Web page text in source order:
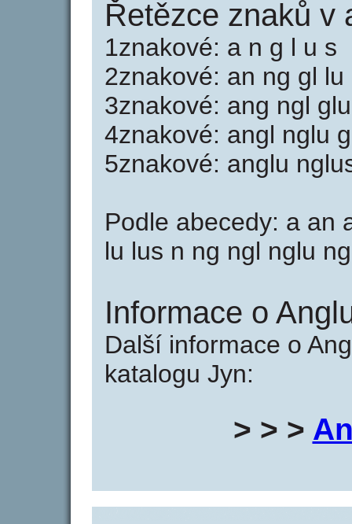
Řetězce znaků v
1znakové: a n g l u s
2znakové: an ng gl lu
3znakové: ang ngl
4znakové: angl nglu
5znakové: anglu
Podle abecedy: a an
lu lus n ng ngl nglu
Informace o
Další informace o
katalogu Jyn:
> > >